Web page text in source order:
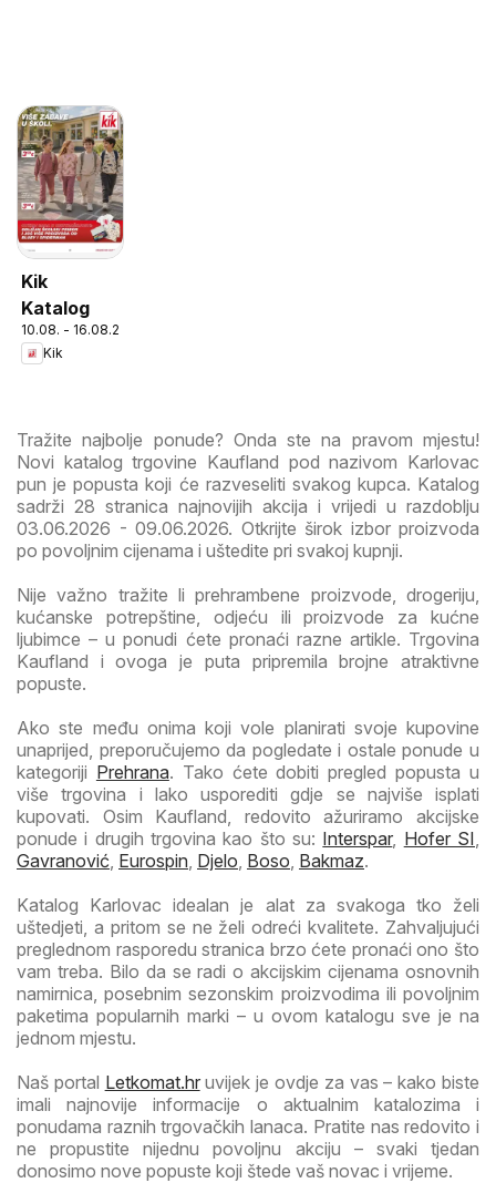
Kik
Katalog
10.08. - 16.08.2026
Kik
Tražite najbolje ponude? Onda ste na pravom mjestu!
Novi katalog trgovine Kaufland pod nazivom Karlovac
pun je popusta koji će razveseliti svakog kupca. Katalog
sadrži 28 stranica najnovijih akcija i vrijedi u razdoblju
03.06.2026 - 09.06.2026. Otkrijte širok izbor proizvoda
po povoljnim cijenama i uštedite pri svakoj kupnji.
Nije važno tražite li prehrambene proizvode, drogeriju,
kućanske potrepštine, odjeću ili proizvode za kućne
ljubimce – u ponudi ćete pronaći razne artikle. Trgovina
Kaufland i ovoga je puta pripremila brojne atraktivne
popuste.
Ako ste među onima koji vole planirati svoje kupovine
unaprijed, preporučujemo da pogledate i ostale ponude u
kategoriji Prehrana. Tako ćete dobiti pregled popusta u
više trgovina i lako usporediti gdje se najviše isplati
kupovati. Osim Kaufland, redovito ažuriramo akcijske
ponude i drugih trgovina kao što su: Interspar, Hofer SI
Gavranović Eurospin Djelo Boso Bakmaz.
Katalog Karlovac idealan je alat za svakoga tko želi
uštedjeti, a pritom se ne želi odreći kvalitete. Zahvaljujući
preglednom rasporedu stranica brzo ćete pronaći ono što
vam treba. Bilo da se radi o akcijskim cijenama osnovnih
namirnica, posebnim sezonskim proizvodima ili povoljnim
paketima popularnih marki – u ovom katalogu sve je na
jednom mjestu.
Naš portal Letkomat.hruvijek je ovdje za vas – kako biste
imali najnovije informacije o aktualnim katalozima i
ponudama raznih trgovačkih lanaca. Pratite nas redovito i
ne propustite nijednu povoljnu akciju – svaki tjedan
donosimo nove popuste koji štede vaš novac i vrijeme.